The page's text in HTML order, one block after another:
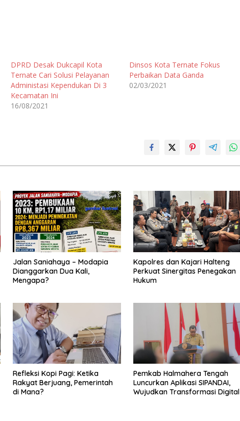
DPRD Desak Dukcapil Kota
Ternate Cari Solusi Pelayanan
Administasi Kependukan Di 3
Kecamatan Ini
16/08/2021
Dinsos Kota Ternate Fokus
Perbaikan Data Ganda
02/03/2021
Jalan Saniahaya – Modapia
Dianggarkan Dua Kali,
Mengapa?
Kapolres dan Kajari Halteng
Perkuat Sinergitas Penegakan
Hukum
Refleksi Kopi Pagi: Ketika
Rakyat Berjuang, Pemerintah
di Mana?
Pemkab Halmahera Tengah
Luncurkan Aplikasi SIPANDAI,
Wujudkan Transformasi Digital